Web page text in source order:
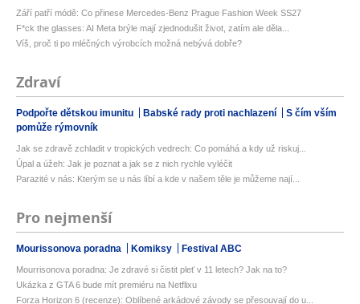
Září patří módě: Co přinese Mercedes-Benz Prague Fashion Week SS27
F*ck the glasses: AI Meta brýle mají zjednodušit život, zatím ale děla...
Víš, proč ti po mléčných výrobcích možná nebývá dobře?
Zdraví
Podpořte dětskou imunitu Babské rady proti nachlazení
S čím vším
pomůže rýmovník
Jak se zdravě zchladit v tropických vedrech: Co pomáhá a kdy už riskuj...
Úpal a úžeh: Jak je poznat a jak se z nich rychle vyléčit
Parazité v nás: Kterým se u nás líbí a kde v našem těle je můžeme nají...
Pro nejmenší
Mourissonova poradna Komiksy Festival ABC
Mourrisonova poradna: Je zdravé si čistit pleť v 11 letech? Jak na to?
Ukázka z GTA 6 bude mít premiéru na Netflixu
Forza Horizon 6 (recenze): Oblíbené arkádové závody se přesouvají do u...